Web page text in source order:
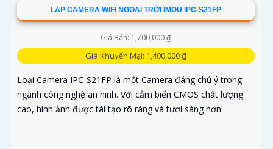
LAP CAMERA WIFI NGOAI TRỜI IMOU IPC-S21FP
Giá Bán: 1,700,000 ₫
Giá Khuyến Mại: 1,400,000 ₫
Loại Camera IPC-S21FP là một Camera đáng chú ý trong
ngành công nghệ an ninh. Với cảm biến CMOS chất lượng
cao, hình ảnh được tái tạo rõ ràng và tươi sáng hơn